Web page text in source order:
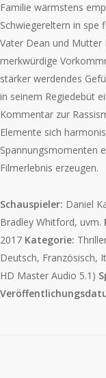
Familie wärmstens
Schwiegereltern in spe
Vater Dean und Mutter
merkwürdige
stärker werdendes
in seinem Regiedebüt
Kommentar zur
Elemente sich
Spannungsmomenten
Filmerlebnis erzeugen.
Schauspieler: Daniel
Bradley Whitford, uvm.
2017 Kategorie:
Deutsch, Französisch,
HD Master Audio 5.1)